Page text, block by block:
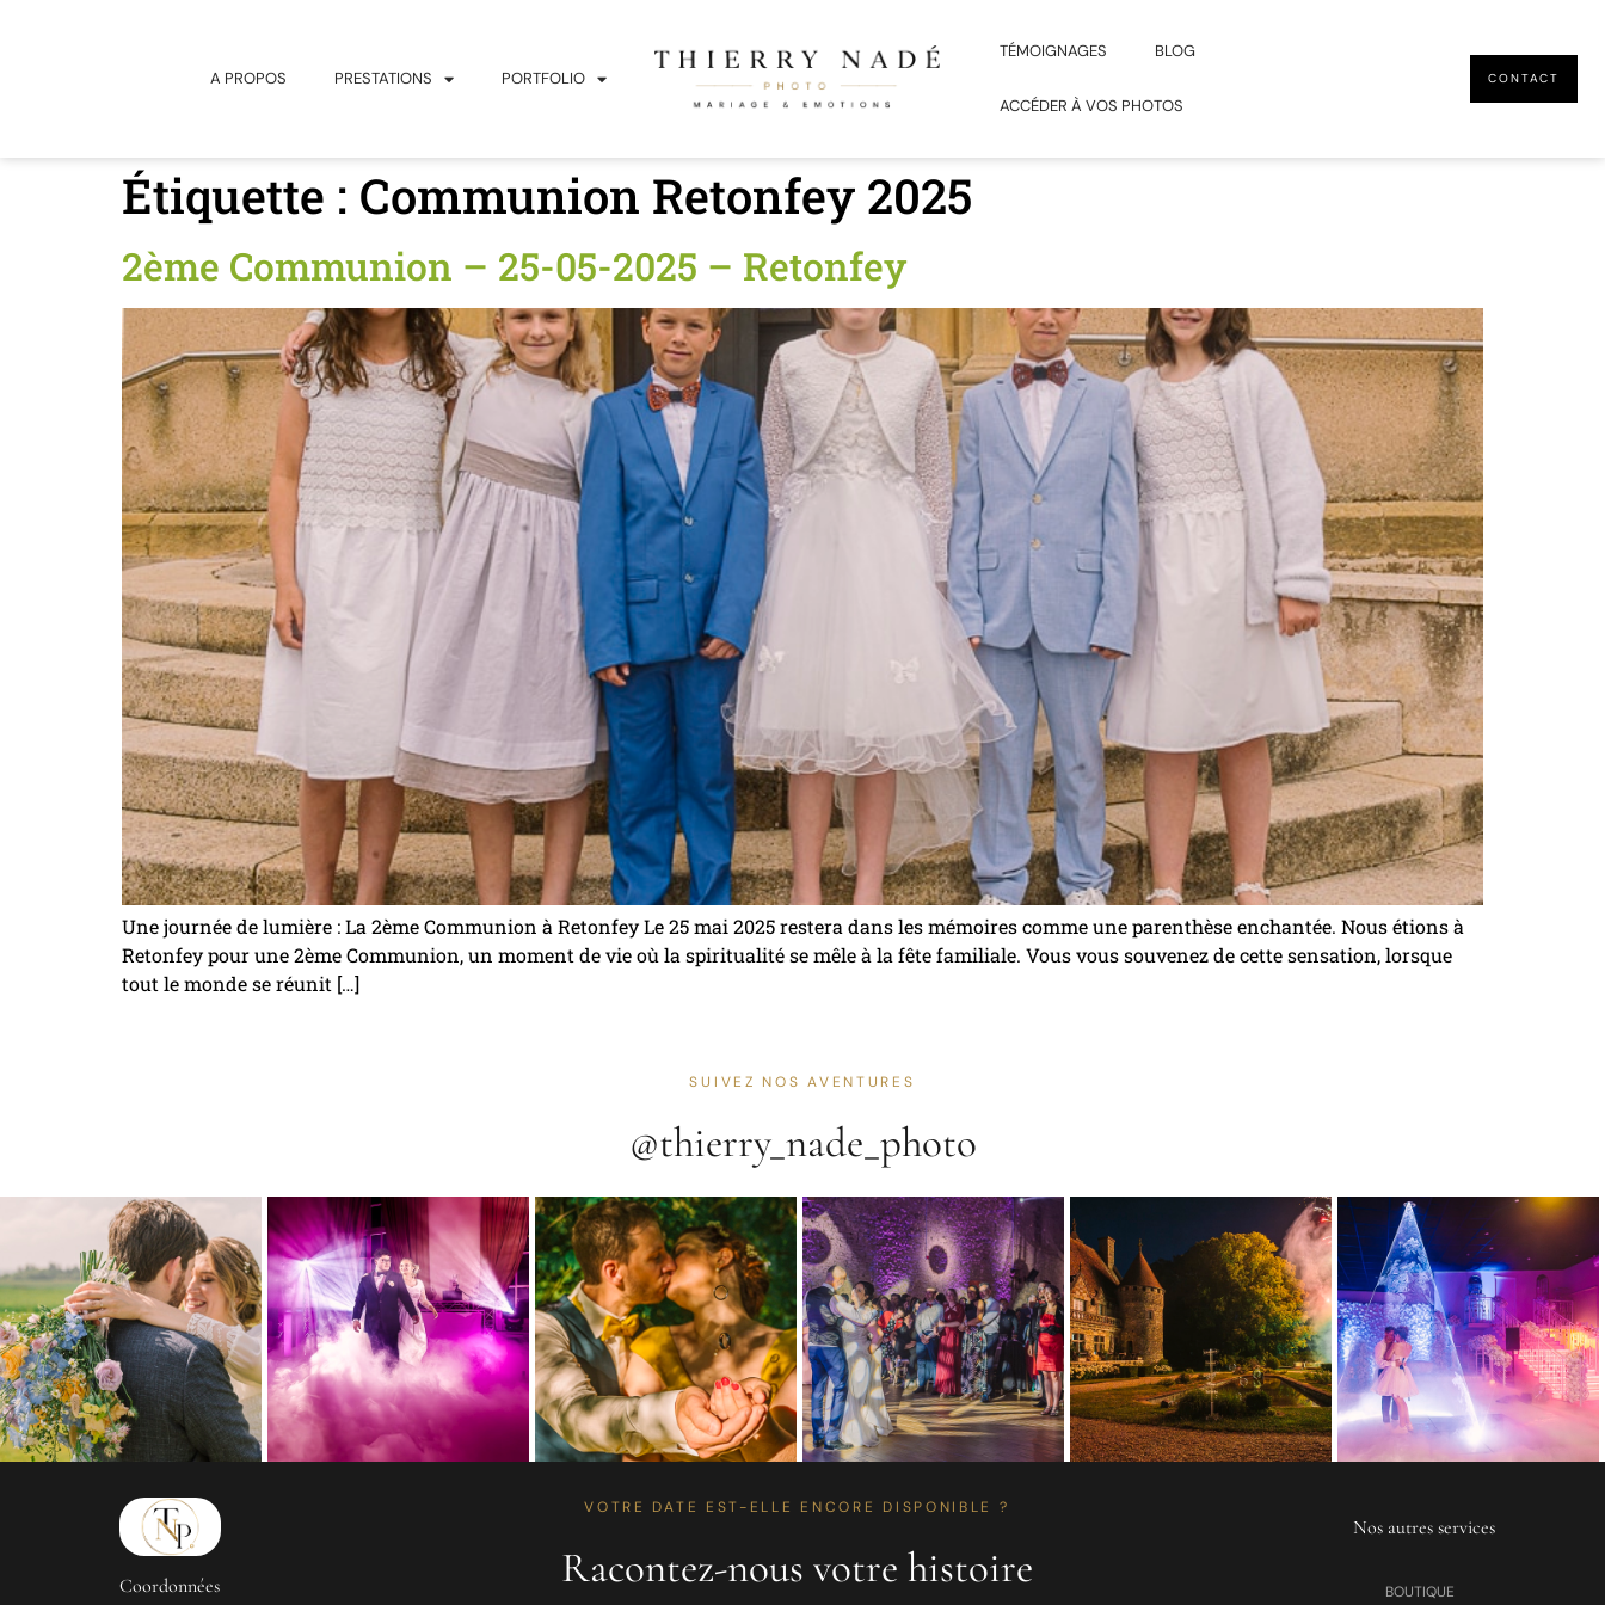
A PROPOS PRESTATIONS PORTFOLIO
TÉMOIGNAGES BLOG
ACCÉDER À VOS PHOTOS
CONTACT
Étiquette : Communion Retonfey 2025
2ème Communion – 25-05-2025 – Retonfey
Une journée de lumière : La 2ème Communion à Retonfey Le 25 mai 2025 restera dans les mémoires comme une parenthèse enchantée. Nous étions à
Retonfey pour une 2ème Communion, un moment de vie où la spiritualité se mêle à la fête familiale. Vous vous souvenez de cette sensation, lorsque
tout le monde se réunit […]
SUIVEZ NOS AVENTURES
@thierry_nade_photo
Coordonnées
VOTRE DATE EST-ELLE ENCORE DISPONIBLE ?
Racontez-nous votre histoire
Nos autres services
BOUTIQUE